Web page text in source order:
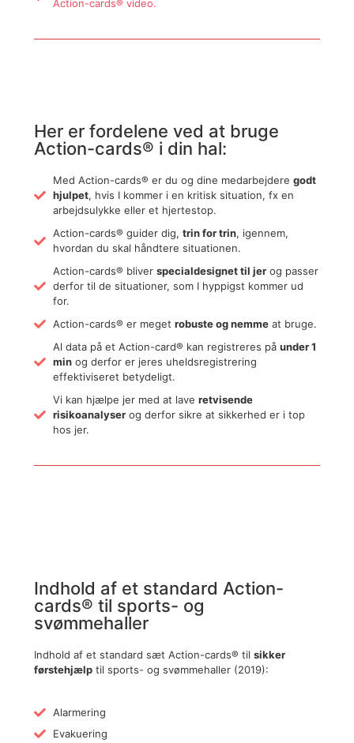
Action-cards® video.
Her er fordelene ved at bruge
Action-cards® i din hal:
Med Action-cards® er du og dine medarbejdere godt
hjulpet, hvis I kommer i en kritisk situation, fx en
arbejdsulykke eller et hjertestop.
Action-cards® guider dig, trin for trin, igennem,
hvordan du skal håndtere situationen.
Action-cards® bliver specialdesignet til jerog passer
derfor til de situationer, som I hyppigst kommer ud
for.
Action-cards® er meget robuste og nemmeat bruge.
Al data på et Action-card® kan registreres på under 1
minog derfor er jeres uheldsregistrering
effektiviseret betydeligt.
Vi kan hjælpe jer med at lave retvisende
risikoanalyserog derfor sikre at sikkerhed er i top
hos jer.
Indhold af et standard Action-
cards® til sports- og
svømmehaller
Indhold af et standard sæt Action-cards® til sikker
førstehjælp til sports- og svømmehaller (2019):
Alarmering
Evakuering